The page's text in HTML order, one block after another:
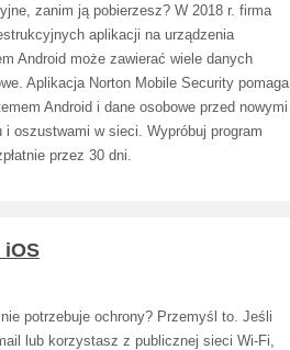
zanim ją pobierzesz? W 2018 r. firma
aplikacji na urządzenia
Android może zawierać wiele danych
Aplikacja Norton Mobile Security pomaga
Android i dane osobowe przed nowymi
oszustwami w sieci. Wypróbuj program
przez 30 dni.
iOS
potrzebuje ochrony? Przemyśl to. Jeśli
lub korzystasz z publicznej sieci Wi-Fi,